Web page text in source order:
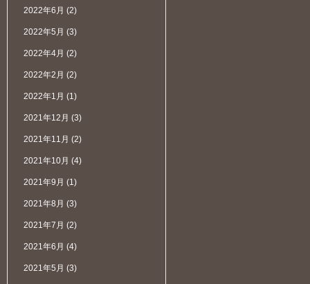
2022年6月 (2)
2022年5月 (3)
2022年4月 (2)
2022年2月 (2)
2022年1月 (1)
2021年12月 (3)
2021年11月 (2)
2021年10月 (4)
2021年9月 (1)
2021年8月 (3)
2021年7月 (2)
2021年6月 (4)
2021年5月 (3)